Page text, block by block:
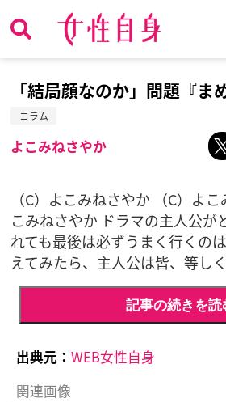
「結局顔なのか」問題『ま
コラム
よこみねさやか
（C）よこみねさやか （C）よ
こみねさやか ドラマの主人公が
れても最後は必ずうまく行くの
えてみたら、主人公は皆、等し
記事の続きを読
出典元： WEB女性自身
関連画像